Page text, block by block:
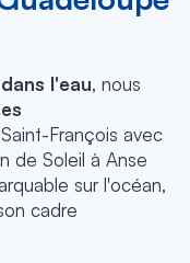
l'eau, nous
François avec
de Soleil à Anse
sur l'océan,
cadre